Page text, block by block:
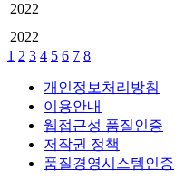
2022
2022
1 2 3 4 5 6 7 8
개인정보처리방침
이용안내
웹접근성 품질인증
저작권 정책
품질경영시스템인증